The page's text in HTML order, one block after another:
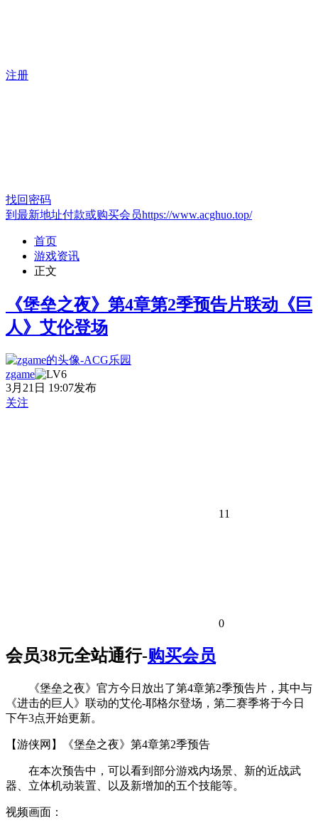
注册
找回密码
到最新地址付款或购买会员https://www.acghuo.top/
首页
游戏资讯
正文
《堡垒之夜》第4章第2季预告片联动《巨
人》艾伦登场
zgame
3月21日 19:07发布
关注
11
0
会员38元全站通行-购买会员
《堡垒之夜》官方今日放出了第4章第2季预告片，其中与
《进击的巨人》联动的艾伦-耶格尔登场，第二赛季将于今日
下午3点开始更新。
【游侠网】《堡垒之夜》第4章第2季预告
在本次预告中，可以看到部分游戏内场景、新的近战武
器、立体机动装置、以及新增加的五个技能等。
视频画面：